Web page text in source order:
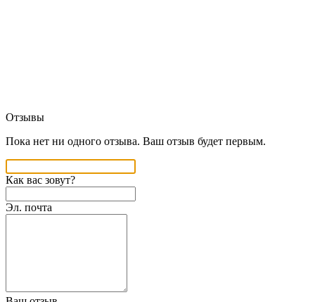
Отзывы
Пока нет ни одного отзыва. Ваш отзыв будет первым.
Как вас зовут?
Эл. почта